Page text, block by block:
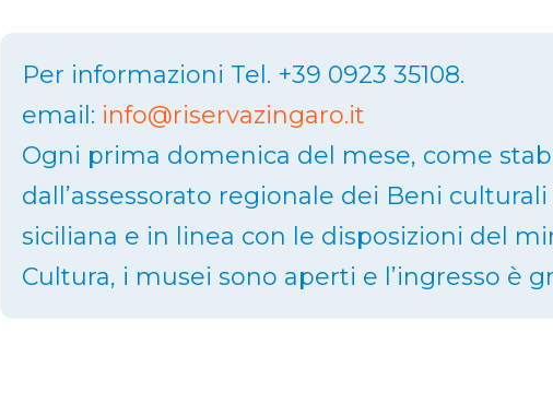
Per informazioni Tel. +39 0923 35108.
email: info@riservazingaro.it
Ogni prima domenica del mese, come
dall’assessorato regionale dei Beni
siciliana e in linea con le disposizioni del
Cultura, i musei sono aperti e l’ingresso è